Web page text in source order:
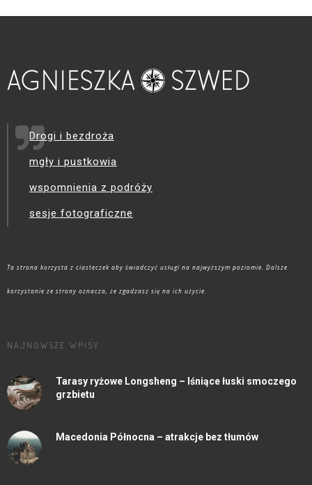
Drogi i bezdroża
mgły i pustkowia
wspomnienia z podróży
sesje fotograficzne
Ta strona korzysta z ciasteczek aby świadczyć usługi na najwyższym poziomie. Dalsze
korzystanie ze strony oznacza, że zgadzasz się na ich użycie.
NAJNOWSZE WPISY
Tarasy ryżowe Longsheng – lśniące łuski smoczego
grzbietu
Macedonia Północna – atrakcje bez tłumów